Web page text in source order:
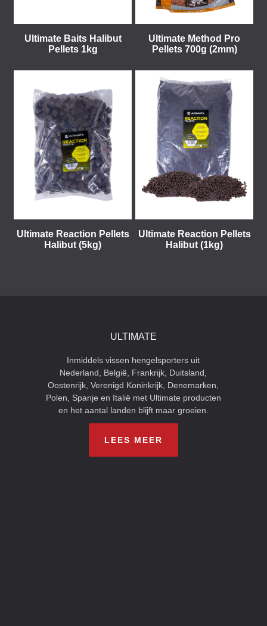
Ultimate Baits Halibut
Pellets 1kg
Ultimate Method Pro
Pellets 700g (2mm)
Ultimate Reaction Pellets
Halibut (5kg)
Ultimate Reaction Pellets
Halibut (1kg)
ULTIMATE
Inmiddels vissen hengelsporters uit
Nederland, België, Frankrijk, Duitsland,
Oostenrijk, Verenigd Koninkrijk, Denemarken,
Polen, Spanje en Italië met Ultimate producten
en het aantal landen blijft maar groeien.
LEES MEER